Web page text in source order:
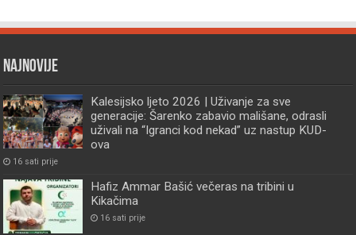
Najnovije
Kalesijsko ljeto 2026 | Uživanje za sve
generacije: Šarenko zabavio mališane, odrasli
uživali na “Igranci kod nekad” uz nastup KUD-
ova
16 sati prije
Hafiz Ammar Bašić večeras na tribini u
Kikačima
16 sati prije